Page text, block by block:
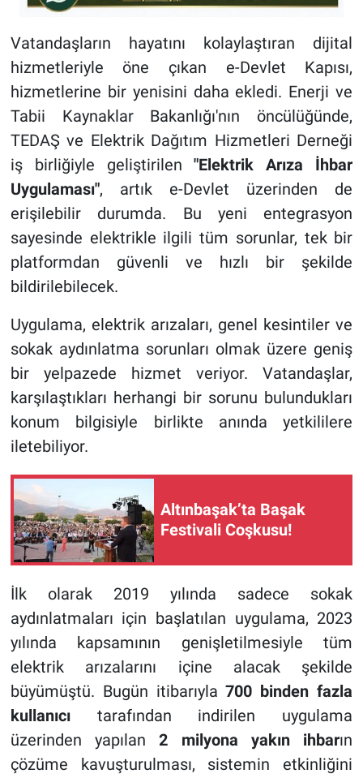
Vatandaşların hayatını kolaylaştıran dijital
hizmetleriyle öne çıkan e-Devlet Kapısı,
hizmetlerine bir yenisini daha ekledi. Enerji ve
Tabii Kaynaklar Bakanlığı'nın öncülüğünde,
TEDAŞ ve Elektrik Dağıtım Hizmetleri Derneği
iş birliğiyle geliştirilen"Elektrik Arıza İhbar
Uygulaması", artık e-Devlet üzerinden de
erişilebilir durumda. Bu yeni entegrasyon
sayesinde elektrikle ilgili tüm sorunlar, tek bir
platformdan güvenli ve hızlı bir şekilde
bildirilebilecek.
Uygulama, elektrik arızaları, genel kesintiler ve
sokak aydınlatma sorunları olmak üzere geniş
bir yelpazede hizmet veriyor. Vatandaşlar,
karşılaştıkları herhangi bir sorunu bulundukları
konum bilgisiyle birlikte anında yetkililere
iletebiliyor.
Altınbaşak’ta Başak
Festivali Coşkusu!
İlk olarak 2019 yılında sadece sokak
aydınlatmaları için başlatılan uygulama, 2023
yılında kapsamının genişletilmesiyle tüm
elektrik arızalarını içine alacak şekilde
büyümüştü. Bugün itibarıyla700 binden fazla
kullanıcıtarafından indirilen uygulama
üzerinden yapılan2 milyona yakın ihbarın
çözüme kavuşturulması, sistemin etkinliğini